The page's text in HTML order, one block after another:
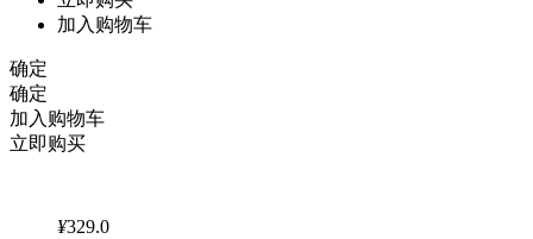
加入购物车
确定
确定
加入购物车
立即购买
¥329.0